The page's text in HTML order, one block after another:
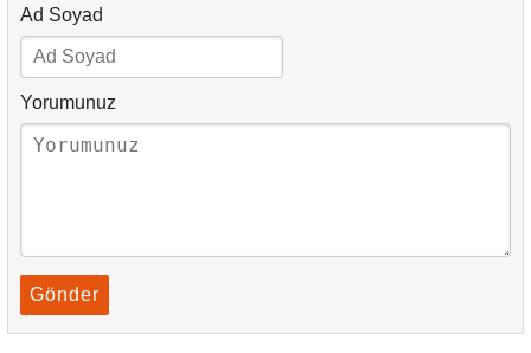
Ad Soyad
Yorumunuz
Gönder